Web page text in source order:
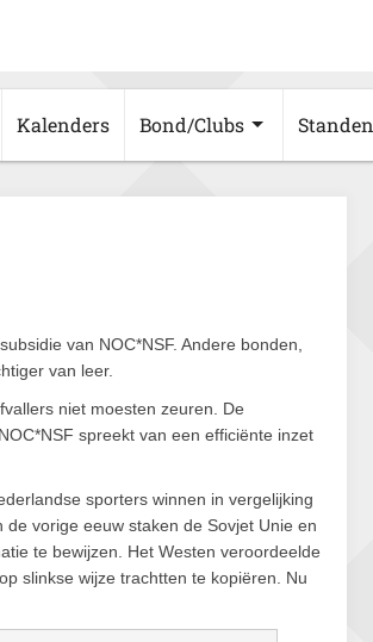
Kalenders Bond/Clubs Standen
van NOC*NSF. Andere bonden,
van leer.
niet moesten zeuren. De
spreekt van een efficiënte inzet
sporters winnen in vergelijking
vorige eeuw staken de Sovjet Unie en
te bewijzen. Het Westen veroordeelde
slinkse wijze trachtten te kopiëren. Nu